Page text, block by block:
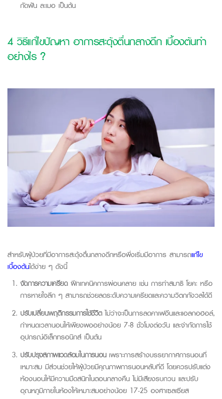
กัดฟัน ละเมอ เป็นต้น
4 วิธีแก้ไขปัญหา อาการสะดุ้งตื่นกลางดึก เบื้องต้นทำ
อย่างไร ?
สำหรับผู้ป่วยที่มีอาการสะดุ้งตื่นกลางดึกหรือพึ่งเริ่มมีอาการ สามารถแก้ไข
เบื้องต้นได้ง่าย ๆ ดังนี้
จัดการความเครียด ฝึกเทคนิคการผ่อนคลาย เช่น การทำสมาธิ โยคะ หรือ
การหายใจลึก ๆ สามารถช่วยลดระดับความเครียดและความวิตกกังวลได้ดี
ปรับเปลี่ยนพฤติกรรมการใช้ชีวิต ไม่ว่าจะเป็นการลดคาเฟอีนและแอลกอฮอล์,
กำหนดเวลานอนให้เพียงพออย่างน้อย 7-8 ชั่วโมงต่อวัน และจำกัดการใช้
อุปกรณ์อิเล็กทรอนิกส์ เป็นต้น
ปรับปรุงสภาพแวดล้อมในการนอน เพราะการสร้างบรรยากาศการนอนที่
เหมาะสม มีส่วนช่วยให้ผู้ป่วยมีคุณภาพการนอนหลับที่ดี โดยควรปรับแต่ง
ห้องนอนให้มีความมืดสนิทในตอนกลางคืน ไม่มีเสียงรบกวน และปรับ
อุณหภูมิภายในห้องให้เหมาะสมอย่างน้อย 17-25 องศาเซลเซียส